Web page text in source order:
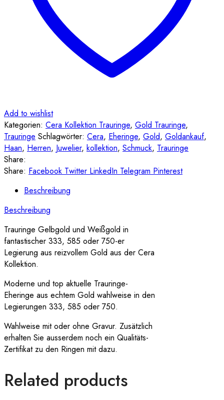
Add to wishlist
Kategorien: Cera Kollektion Trauringe, Gold Trauringe,
Trauringe Schlagwörter: Cera, Eheringe, Gold, Goldankauf,
Haan, Herren, Juwelier, kollektion, Schmuck, Trauringe
Share:
Share: Facebook Twitter LinkedIn Telegram Pinterest
Beschreibung
Beschreibung
Trauringe Gelbgold und Weißgold in
fantastischer 333, 585 oder 750-er
Legierung aus reizvollem Gold aus der Cera
Kollektion.
Moderne und top aktuelle Trauringe-
Eheringe aus echtem Gold wahlweise in den
Legierungen 333, 585 oder 750.
Wahlweise mit oder ohne Gravur. Zusätzlich
erhalten Sie ausserdem noch ein Qualitäts-
Zertifikat zu den Ringen mit dazu.
Related products